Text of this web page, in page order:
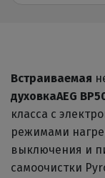
Встраиваемая
духовкаAEG
класса с
режимами
выключения и
самоочистки